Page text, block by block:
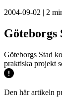
2004-09-02 | 2
Göteborgs Stad
praktiska projekt
Den här artikeln